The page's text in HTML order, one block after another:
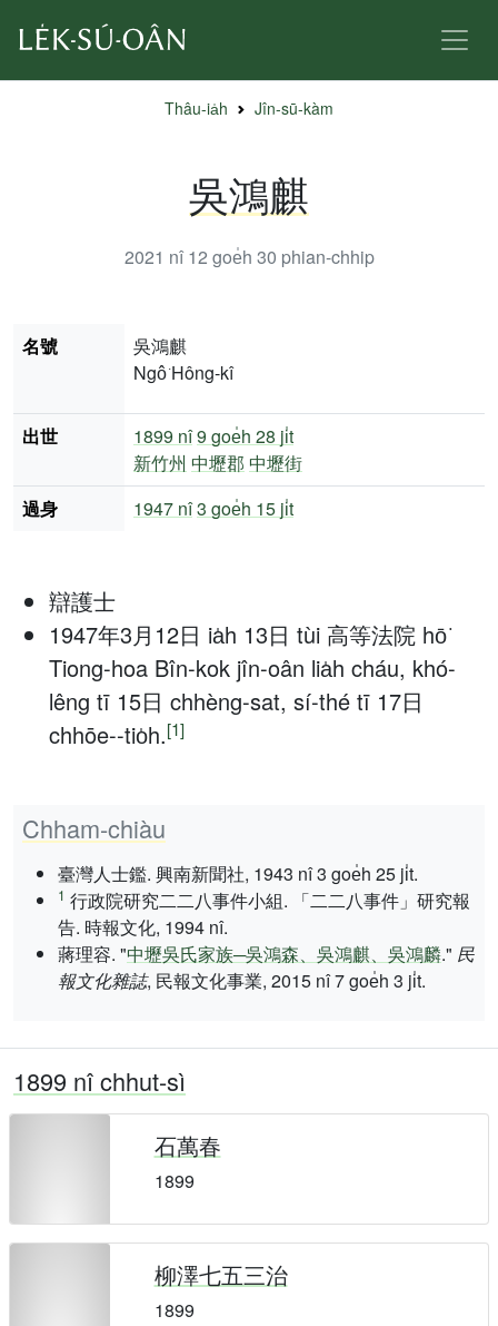
Thâu-ia̍h Jîn-sū-kàm
吳鴻麒
2021 nî 12 goe̍h 30 phian-chhip
辯護士
1947年3月12日 ia̍h 13日 tùi 高等法院 hō͘
Tiong-hoa Bîn-kok jîn-oân lia̍h cháu, khó-
lêng tī 15日 chhèng-sat, sí-thé tī 17日
chhōe--tio̍h.[1]
Chham-chiàu
臺灣人士鑑. 興南新聞社, 1943 nî 3 goe̍h 25 ji̍t.
1 行政院研究二二八事件小組. 「二二八事件」研究報
告. 時報文化, 1994 nî.
蔣理容. "中壢吳氏家族─吳鴻森、吳鴻麒、吳鴻麟." 民
報文化雜誌, 民報文化事業, 2015 nî 7 goe̍h 3 ji̍t.
名號
吳鴻麒
Ngô͘ Hông-kî
出世 1899 nî9 goe̍h 28 ji̍t
新竹州 中壢郡 中壢街
過身
1947 nî3 goe̍h 15 ji̍t
1899 nî chhut-sì
石萬春
1899
柳澤七五三治
1899